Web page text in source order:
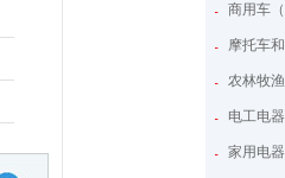
商用车
摩托车
农林牧
电工电
家用电